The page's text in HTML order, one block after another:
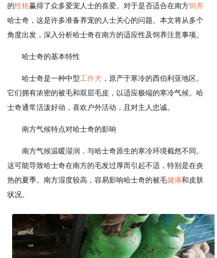
的性格赢得了众多爱宠人士的喜爱。对于是否适合在南方饲养
哈士奇，这是许多准备养宠的人士关心的问题。本文将从多个
角度出发，深入分析哈士奇在南方的适应性及饲养注意事项。
哈士奇的基本特性
哈士奇是一种中型工作犬 ，原产于寒冷的西伯利亚地区。
它们拥有浓密的被毛和双层毛皮，以适应极端的寒冷气候。哈
士奇通常活泼好动，喜欢户外活动，且对主人忠诚。
南方气候特点对哈士奇的影响
南方气候温暖湿润，与哈士奇原生的寒冷环境截然不同。
这可能导致哈士奇在南方的毛发过厚而引起不适，特别是在炎
热的夏季。南方湿度较高，容易影响哈士奇的被毛健康和皮肤
状况。